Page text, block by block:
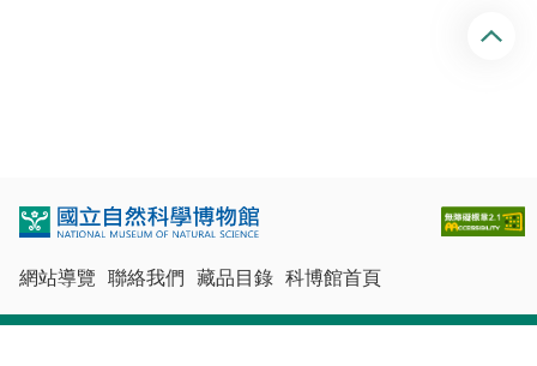
網站導覽 聯絡我們 藏品目錄 科博館首頁
回
頂
端